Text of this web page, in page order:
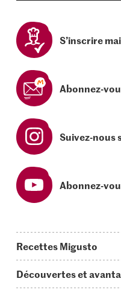
S’inscrire
Abonnez-
Suivez-nous
Abonnez-
Recettes Migusto
Découvertes et